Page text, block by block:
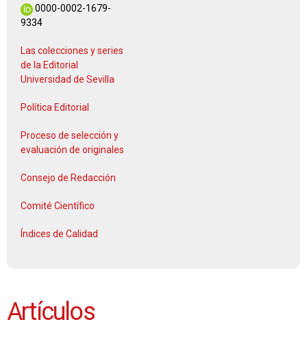
0000-0002-1679-
9334
Las colecciones y series
de la Editorial
Universidad de Sevilla
Política Editorial
Proceso de selección y
evaluación de originales
Consejo de Redacción
Comité Científico
Índices de Calidad
Artículos